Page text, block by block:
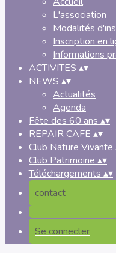
L'association
Modalités
Inscription en
Informations
ACTIVITES ▴▾
NEWS ▴▾
Actualités
Agenda
Fête des 60 ans ▴▾
REPAIR CAFE ▴▾
Club Nature Vivante
Club Patrimoine ▴▾
Téléchargements ▴▾
contact
Se connecter